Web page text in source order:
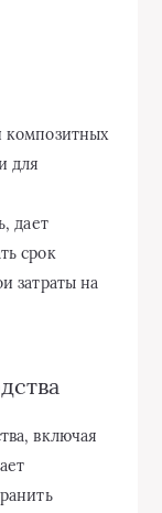
композитных
для
дает
срок
затраты на
включая